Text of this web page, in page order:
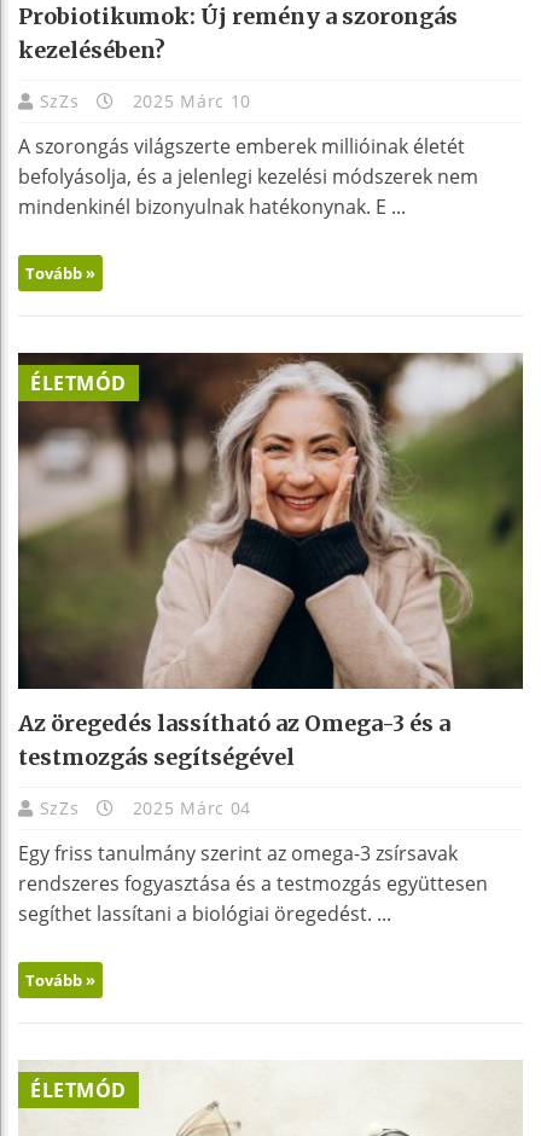
Probiotikumok: Új remény a szorongás
kezelésében?
SzZs 2025 Márc 10
A szorongás világszerte emberek millióinak életét
befolyásolja, és a jelenlegi kezelési módszerek nem
mindenkinél bizonyulnak hatékonynak. E ...
Tovább »
ÉLETMÓD
Az öregedés lassítható az Omega-3 és a
testmozgás segítségével
SzZs 2025 Márc 04
Egy friss tanulmány szerint az omega-3 zsírsavak
rendszeres fogyasztása és a testmozgás együttesen
segíthet lassítani a biológiai öregedést. ...
Tovább »
ÉLETMÓD